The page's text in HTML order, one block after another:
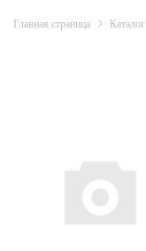
Главная страница Каталог